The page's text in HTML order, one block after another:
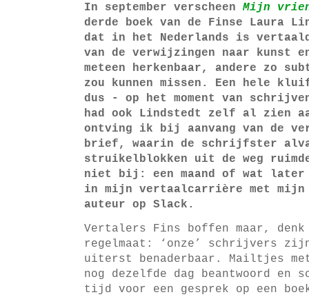
In september verscheen Mijn
derde boek van de Finse Laura
dat in het Nederlands is
van de verwijzingen naar kunst
meteen herkenbaar, andere zo
zou kunnen missen. Een hele
dus - op het moment van
had ook Lindstedt zelf al zien
ontving ik bij aanvang van de
brief, waarin de schrijfster
struikelblokken uit de weg
niet bij: een maand of wat
in mijn vertaalcarrière met mijn
auteur op Slack.
Vertalers Fins boffen maar,
regelmaat: ‘onze’ schrijvers
uiterst benaderbaar. Mailtjes met
nog dezelfde dag beantwoord en
tijd voor een gesprek op een